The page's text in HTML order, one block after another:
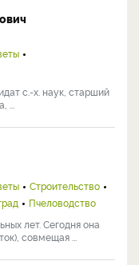
с.-х. наук, старший
Строительство
Пчеловодство
лет. Сегодня она
совмещая ...